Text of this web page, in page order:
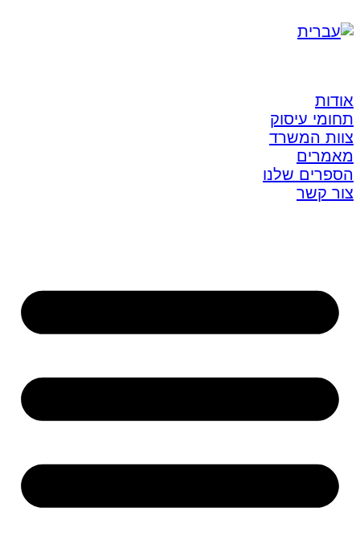
אודות
תחומי עיסוק
צוות המשרד
מאמרים
הספרים שלנו
צור קשר